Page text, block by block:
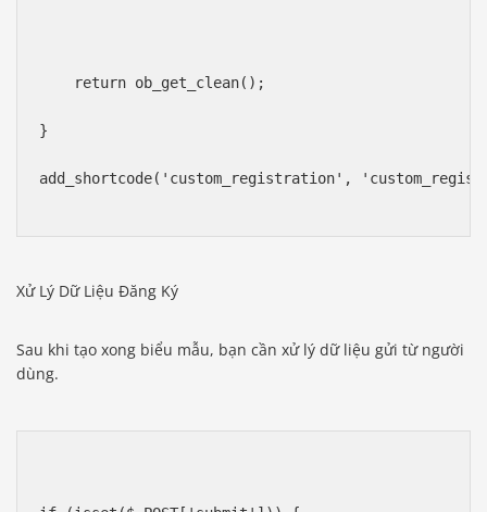
    return ob_get_clean();
}
add_shortcode('custom_registration',
Xử Lý Dữ Liệu Đăng Ký
Sau khi tạo xong biểu mẫu, bạn cần xử lý dữ liệu gửi từ người
dùng.